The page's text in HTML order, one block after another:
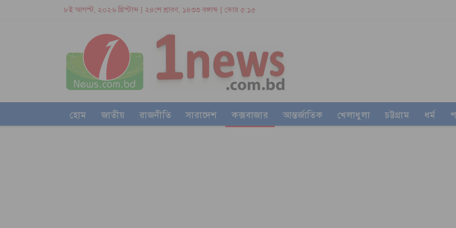
৮ই আগস্ট, ২০২৬ খ্রিস্টাব্দ | ২৪শে শ্রাবণ, ১৪৩৩ বঙ্গাব্দ | ভোর ৫:১৫
হোম জাতীয় রাজনীতি সারাদেশ কক্সবাজার আন্তর্জাতিক খেলাধুলা চট্টগ্রাম ধর্ম